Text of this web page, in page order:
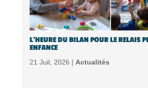
L’HEURE DU BILAN POUR LE RELAIS
ENFANCE
21 Juil, 2026 | Actualités